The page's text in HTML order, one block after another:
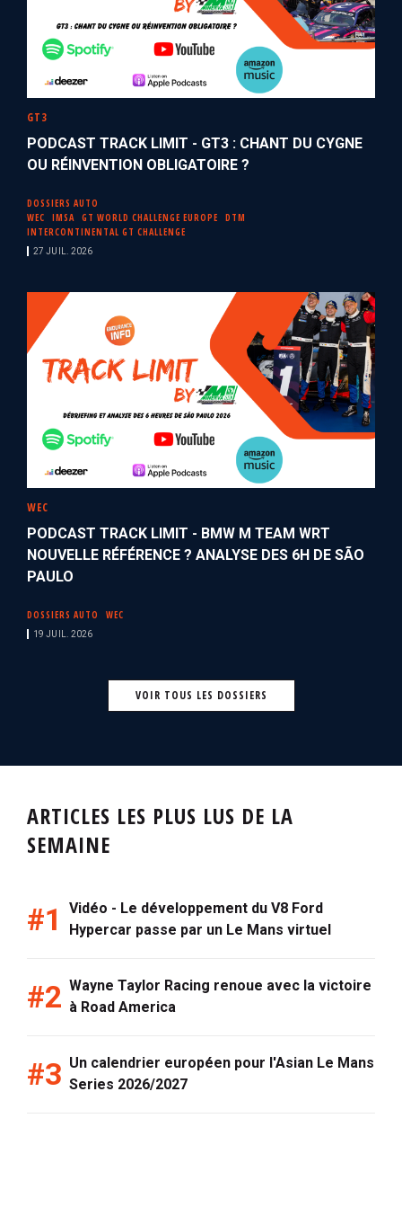
GT3
PODCAST TRACK LIMIT - GT3 : CHANT DU CYGNE
OU RÉINVENTION OBLIGATOIRE ?
DOSSIERS AUTO
WEC
IMSA GT WORLD CHALLENGE EUROPE
DTM
INTERCONTINENTAL GT CHALLENGE
27 JUIL. 2026
WEC
PODCAST TRACK LIMIT - BMW M TEAM WRT
NOUVELLE RÉFÉRENCE ? ANALYSE DES 6H DE SÃO
PAULO
DOSSIERS AUTO WEC
19 JUIL. 2026
VOIR TOUS LES DOSSIERS
ARTICLES LES PLUS LUS DE LA
SEMAINE
Vidéo - Le développement du V8 Ford
Hypercar passe par un Le Mans virtuel
Wayne Taylor Racing renoue avec la victoire
à Road America
Un calendrier européen pour l'Asian Le Mans
Series 2026/2027